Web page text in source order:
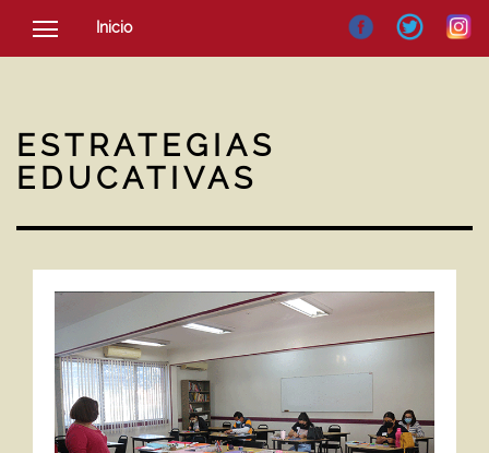
Inicio
SOCIEDAD
NOTICIAS
ESTRATEGIAS
EDUCATIVAS